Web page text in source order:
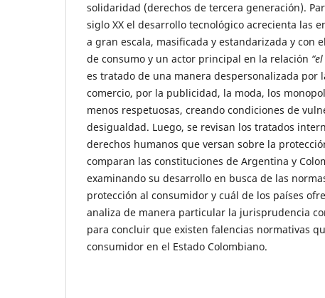
solidaridad (derechos de tercera generación).
siglo XX el desarrollo tecnológico acrecienta las
a gran escala, masificada y estandarizada y con
de consumo y un actor principal en la relación
es tratado de una manera despersonalizada por
comercio, por la publicidad, la moda, los
menos respetuosas, creando condiciones de
desigualdad. Luego, se revisan los tratados
derechos humanos que versan sobre la
comparan las constituciones de Argentina y
examinando su desarrollo en busca de las
protección al consumidor y cuál de los países
analiza de manera particular la jurisprudencia
para concluir que existen falencias normativas
consumidor en el Estado Colombiano.